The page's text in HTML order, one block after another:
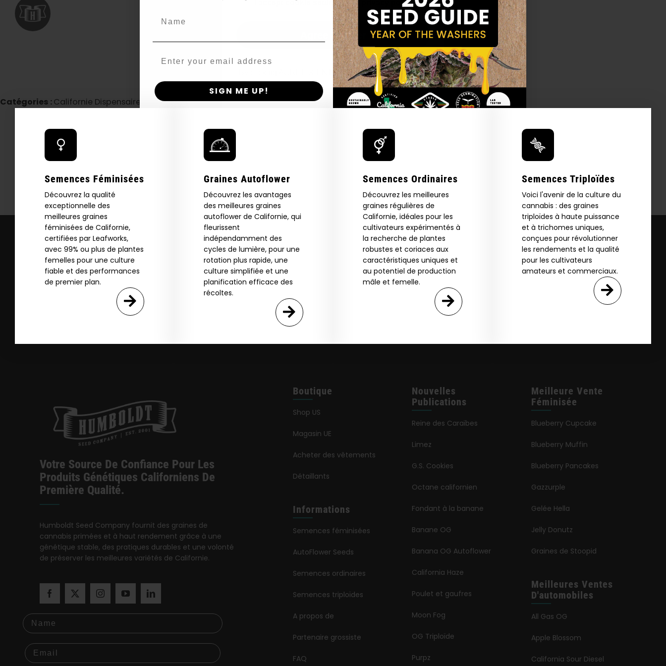
Kensington,
Piedmont,
Richmond
Catégories :Californie Dispensaire / Livraison
Semences Féminisées
Découvrez la qualité
exceptionnelle des
meilleures graines
féminisées de Californie,
certifiées par Leafworks,
avec 99% ou plus de plantes
femelles pour une culture
fiable et des performances
de premier plan.
Graines Autoflower
Découvrez les avantages
des meilleures graines
autoflower de Californie, qui
fleurissent
indépendamment des
cycles de lumière, pour une
rotation plus rapide, une
culture simplifiée et une
planification efficace des
récoltes.
Semences Ordinaires
Découvrez les meilleures
graines régulières de
Californie, idéales pour les
cultivateurs expérimentés à
la recherche de plantes
robustes et coriaces aux
caractéristiques uniques et
au potentiel de production
mâle et femelle.
Semences Triploïdes
Voici l'avenir de la culture du
cannabis : des graines
triploïdes à haute puissance
et à trichomes uniques,
conçues pour révolutionner
les rendements et la qualité
pour les cultivateurs
amateurs et commerciaux.
Votre Source De Confiance Pour Les
Produits Génétiques Californiens De
Première Qualité.
Humboldt Seed Company fournit des graines de
cannabis primées et à haut rendement grâce à une
génétique stable, des pratiques durables et une volonté
de préserver les meilleures variétés de Californie.
Name
Boutique
Shop US
Magasin UE
Acheter des vêtements
Détaillants
Informations
Semences féminisées
AutoFlower Seeds
Semences ordinaires
Semences triploïdes
A propos de
Partenaire grossiste
FAQ
Nouvelles
Publications
Reine des Caraïbes
Limez
G.S. Cookies
Octane californien
Fondant à la banane
Banane OG
Banana OG Autoflower
California Haze
Poulet et gaufres
Moon Fog
OG Triploïde
Purpz
Meilleure Vente
Féminisée
Blueberry Cupcake
Blueberry Muffin
Blueberry Pancakes
Gazzurple
Gelée Hella
Jelly Donutz
Graines de Stoopid
Meilleures Ventes
D'automobiles
All Gas OG
Apple Blossom
California Sour Diesel
I accept cookie settings and privacy policy
Agree & Enter
By clicking AGREE & ENTER, you confirm you are 18
years or older
SIGN ME UP!